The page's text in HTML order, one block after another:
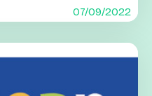
07/09/2022